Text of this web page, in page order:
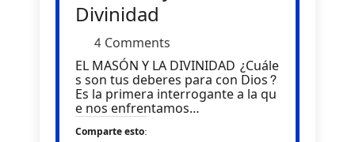
Divinidad
4 Comments
EL MASÓN Y LA DIVINIDAD ¿Cuále
s son tus deberes para con Dios?
Es la primera interrogante a la qu
e nos enfrentamos…
Comparte esto: